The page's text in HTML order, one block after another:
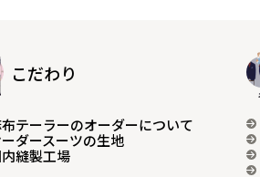
こだわり
テーラーのオーダーについて
ダースーツの生地
縫製工場